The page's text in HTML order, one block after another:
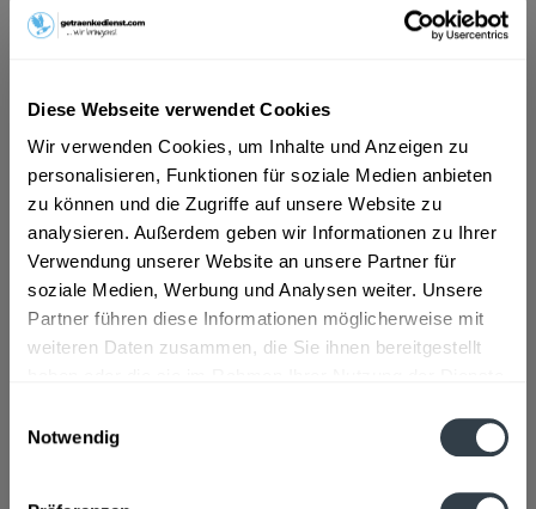
Diese Webseite verwendet Cookies
Wir verwenden Cookies, um Inhalte und Anzeigen zu
personalisieren, Funktionen für soziale Medien anbieten
zu können und die Zugriffe auf unsere Website zu
analysieren. Außerdem geben wir Informationen zu Ihrer
Verwendung unserer Website an unsere Partner für
soziale Medien, Werbung und Analysen weiter. Unsere
Partner führen diese Informationen möglicherweise mit
weiteren Daten zusammen, die Sie ihnen bereitgestellt
Notwendig
inkl. MwSt.ggf. zzgl. Erschwerniszuschlag
Vorrätig
MEHRWEG
+3,30 € Pfand
In den Warenkorb
Artikel-Nr.:
24135
Verfügbar in: